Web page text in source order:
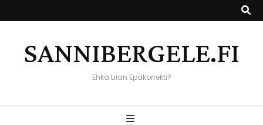
SANNIBERGELE.FI
Ehkä Liian Epäkorrekti?